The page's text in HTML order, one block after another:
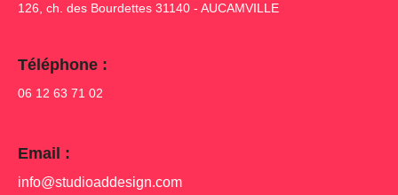
126, ch. des Bourdettes 31140 - AUCAMVILLE
Téléphone :
06 12 63 71 02
Email :
info@studioaddesign.com